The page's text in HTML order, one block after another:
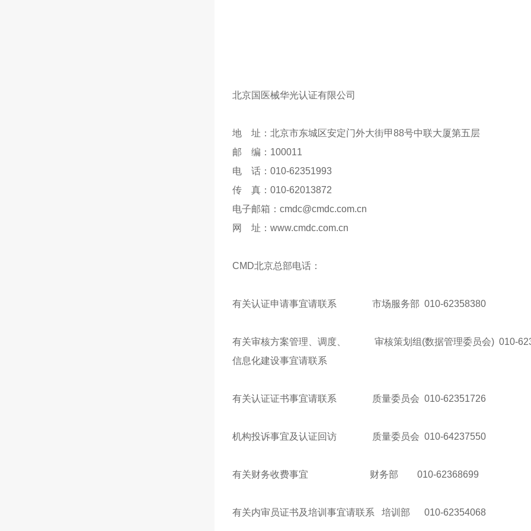
北京国医械华光认证有限公司
地 址：北京市东城区安定门外大街甲88号中联大厦第五层
邮 编：100011
电 话：010-62351993
传 真：010-62013872
电子邮箱：cmdc@cmdc.com.cn
网 址：www.cmdc.com.cn
CMD北京总部电话：
有关认证申请事宜请联系 市场服务部 010-62358380
有关审核方案管理、调度、 审核策划组(数据管理委员会) 010-
信息化建设事宜请联系
有关认证证书事宜请联系 质量委员会 010-62351726
机构投诉事宜及认证回访 质量委员会 010-64237550
有关财务收费事宜 财务部 010-62368699
有关内审员证书及培训事宜请联系 培训部 010-62354068